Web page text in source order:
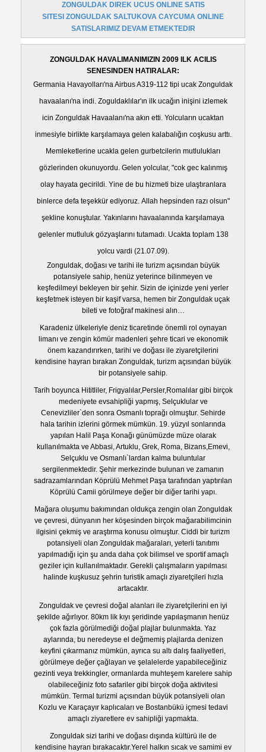
ZONGULDAK DIREK UCUS ONLINE SATIS
SITESI ZONGULDAK SALTUKOVA CAYCUMA ONLINE
SATISLARIMIZ DEVAM ETMEKTEDIR
ZONGULDAK HAVALIMANIMIZIN 2009 ILK ACILIS
SENESINDEN HATIRALAR:
Germania Havayolları'na Airbus A319-112 tipi ucak Zonguldak
havaalanı'na indi. Zoguldaklılar'ın ilk ucağın inişini izlemek
icin Zonguldak Havaalanı'na akın etti. Yolcuların ucaktan
inmesiyle birlikte karşılamaya gelen kalabalığın coşkusu arttı.
Memleketlerine ucakla gelen gurbetcilerin mutlulukları
gözlerinden okunuyordu. Gelen yolcular, "cok gec kalınmış
olay hayata gecirildi. Yine de bu hizmeti bize ulaştıranlara
binlerce defa teşekkür ediyoruz. Allah hepsinden razı olsun"
şekline konuştular. Yakınlarını havaalanında karşılamaya
gelenler mutluluk gözyaşlarını tutamadı. Ucakta toplam 138
yolcu vardi (21.07.09).
Zonguldak, doğası ve tarihi ile turizm açısından büyük
potansiyele sahip, henüz yeterince bilinmeyen ve
keşfedilmeyi bekleyen bir şehir. Sizin de içinizde yeni yerler
keşfetmek isteyen bir kaşif varsa, hemen bir Zonguldak uçak
bileti ve fotoğraf makinesi alın…
Karadeniz ülkeleriyle deniz ticaretinde önemli rol oynayan
limanı ve zengin kömür madenleri şehre ticari ve ekonomik
önem kazandırırken, tarihi ve doğası ile ziyaretçilerini
kendisine hayran bırakan Zonguldak, turizm açısından büyük
bir potansiyele sahip.
Tarih boyunca Hititliler, Frigyalılar,Persler,Romalılar gibi birçok
medeniyete evsahipliği yapmış, Selçuklular ve
Cenevizliler`den sonra Osmanlı toprağı olmuştur. Sehirde
hala tarihin izlerini görmek mümkün. 19. yüzyıl sonlarında
yapılan Halil Paşa Konağı günümüzde müze olarak
kullanılmakta ve Abbasi, Artuklu, Grek, Roma, Bizans,Emevi,
Selçuklu ve Osmanlı`lardan kalma buluntular
sergilenmektedir. Şehir merkezinde bulunan ve zamanın
sadrazamlarından Köprülü Mehmet Paşa tarafından yaptırılan
Köprülü Camii görülmeye değer bir diğer tarihi yapı.
Mağara oluşumu bakımından oldukça zengin olan Zonguldak
ve çevresi, dünyanın her köşesinden birçok mağarabilimcinin
ilgisini çekmiş ve araştırma konusu olmuştur. Ciddi bir turizm
potansiyeli olan Zonguldak mağaraları, yeterli tanıtımı
yapılmadığı için şu anda daha çok bilimsel ve sportif amaçlı
geziler için kullanılmaktadır. Gerekli çalışmaların yapılması
halinde kuşkusuz şehrin turistik amaçlı ziyaretçileri hızla
artacaktır.
Zonguldak ve çevresi doğal alanları ile ziyaretçilerini en iyi
şekilde ağırlıyor. 80km lik kıyı şeridinde yapılaşmanın henüz
çok fazla görülmediği doğal plajlar bulunmakta. Yaz
aylarında, bu neredeyse el değmemiş plajlarda denizen
keyfini çıkarmanız mümkün, ayrıca su altı dalış faaliyetleri,
görülmeye değer çağlayan ve şelalelerde yapabileceğiniz
gezinti veya trekkingler, ormanlarda muhteşem karelere sahip
olabileceğiniz foto safariler gibi birçok doğa aktivitesi
mümkün. Termal turizmi açısından büyük potansiyeli olan
Kozlu ve Karaçayır kaplıcaları ve Bostanbükü içmesi tedavi
amaçlı ziyaretlere ev sahipliği yapmakta.
Zonguldak sizi tarihi ve doğası dışında kültürü ile de
kendisine hayran bırakacaktır.Yerel halkın sıcak ve samimi ev